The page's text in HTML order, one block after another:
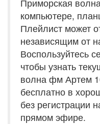
Приморская
компьютере,
Плейлист может
независящим от
Воспользуйтесь
чтобы узнать
волна фм Артем
бесплатно в
без регистрации
прямом эфире.